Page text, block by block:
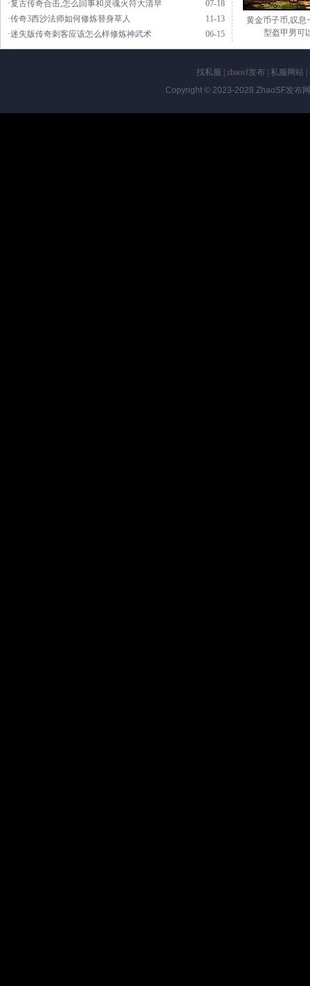
07-18
·复古传奇合击,怎么回事和灵魂火符大清早
11-13
·传奇3西沙法师如何修炼替身草人
06-15
·迷失版传奇刺客应该怎么样修炼神武术
黄金币子币,叹息
型盔甲男可
找私服 zhaosf发布 私服网站
Copyright © 2023-2028 ZhaoSF发布网